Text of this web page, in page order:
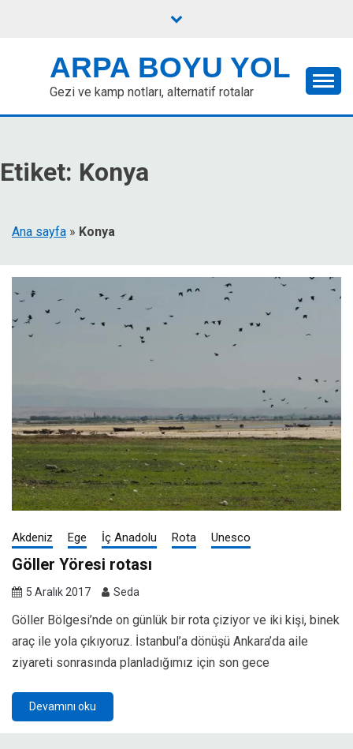
ARPA BOYU YOL
Gezi ve kamp notları, alternatif rotalar
Etiket: Konya
Ana sayfa » Konya
Akdeniz Ege İç Anadolu Rota Unesco
Göller Yöresi rotası
5 Aralık 2017 Seda
Göller Bölgesi’nde on günlük bir rota çiziyor ve iki kişi, binek
araç ile yola çıkıyoruz. İstanbul’a dönüşü Ankara’da aile
ziyareti sonrasında planladığımız için son gece
Devamını oku